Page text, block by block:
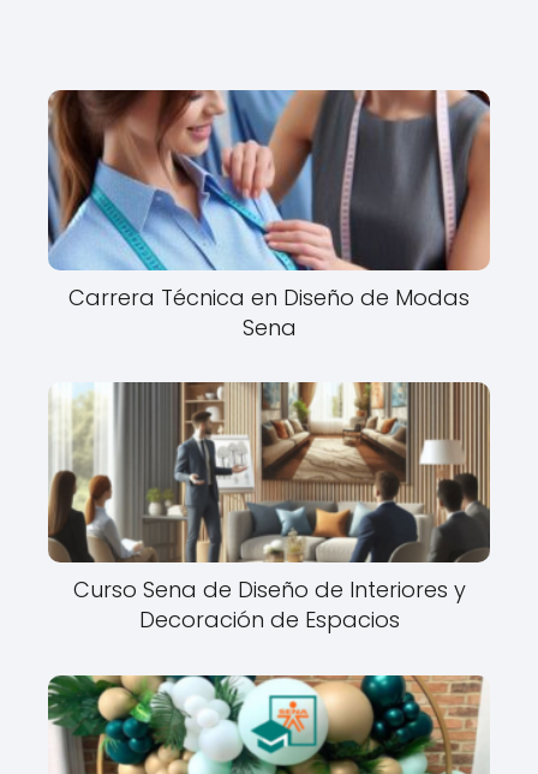
Carrera Técnica en Diseño de Modas
Sena
Curso Sena de Diseño de Interiores y
Decoración de Espacios